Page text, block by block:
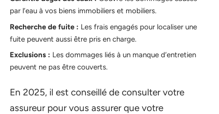
par l’eau à vos biens immobiliers et mobiliers.
Recherche de fuite : Les frais engagés pour localiser une
fuite peuvent aussi être pris en charge.
Exclusions : Les dommages liés à un manque d’entretien
peuvent ne pas être couverts.
En 2025, il est conseillé de consulter votre
assureur pour vous assurer que votre